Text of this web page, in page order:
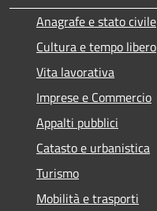
Anagrafe e stato civile
Cultura e tempo libero
Vita lavorativa
Imprese e Commercio
Appalti pubblici
Catasto e urbanistica
Turismo
Mobilità e trasporti